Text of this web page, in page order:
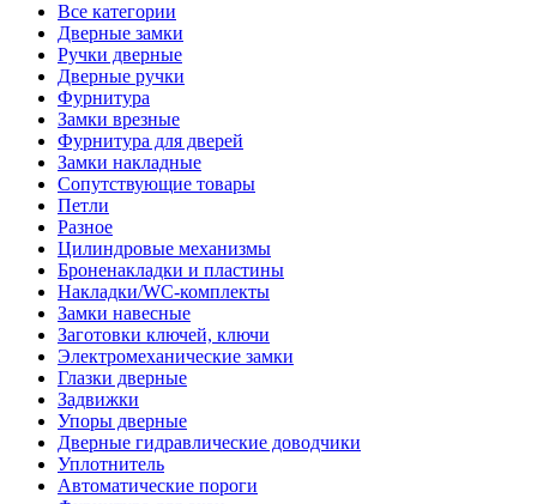
Все категории
Дверные замки
Ручки дверные
Дверные ручки
Фурнитура
Замки врезные
Фурнитура для дверей
Замки накладные
Сопутствующие товары
Петли
Разное
Цилиндровые механизмы
Броненакладки и пластины
Накладки/WC-комплекты
Замки навесные
Заготовки ключей, ключи
Электромеханические замки
Глазки дверные
Задвижки
Упоры дверные
Дверные гидравлические доводчики
Уплотнитель
Автоматические пороги